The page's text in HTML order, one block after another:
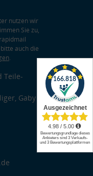
nutzen wir
Sie zu,
auch die
.
Teile-
Gaby